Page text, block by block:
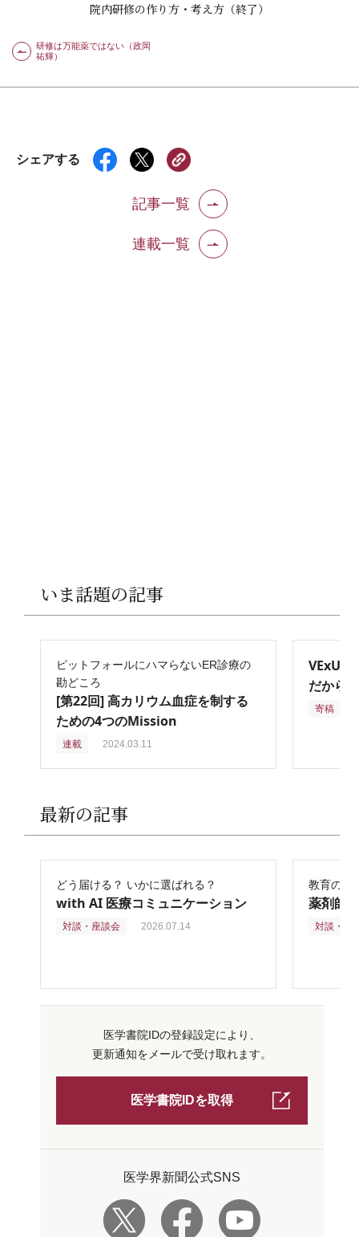
院内研修の作り方・考え方（終了）
研修は万能薬ではない（政岡
祐輝）
シェアする
記事一覧
連載一覧
いま話題の記事
ピットフォールにハマらないER診療の
勘どころ
[第22回] 高カリウム血症を制する
ための4つのMission
連載 2024.03.11
VExUS
だから
寄稿
最新の記事
どう届ける？ いかに選ばれる？
with AI 医療コミュニケーション
対談・座談会 2026.07.14
教育の再
薬剤師
対談・座
医学書院IDの登録設定により、
更新通知をメールで受け取れます。
医学書院IDを取得
医学界新聞公式SNS